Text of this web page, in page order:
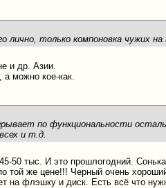
лично, только компоновка чужих на
и др. Азии.
можно кое-как.
по функциональности
и т.д.
50 тыс. И это прошлогодний.
той же цене!!! Черный очень
флэшку и диск. Есть всё что